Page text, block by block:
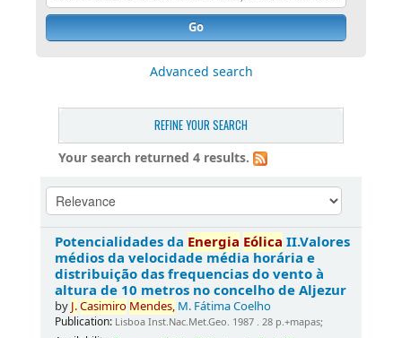
Go
Advanced search
REFINE YOUR SEARCH
Your search returned 4 results.
Potencialidades da Energia Eólica II.Valores
médios da velocidade média horária e
distribuição das frequencias do vento à
altura de 10 metros no concelho de Aljezur
by J.Casimiro Mendes, M. Fátima Coelho
Publication: Lisboa Inst.Nac.Met.Geo. 1987 . 28 p.+mapas;